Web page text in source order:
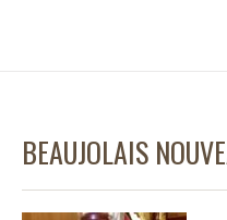
BEAUJOLAIS